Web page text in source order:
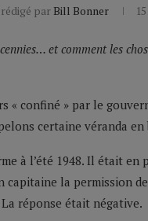
rédigé par Bill Bonner
et comment les
« confiné » par le
certaine véranda
à l’été 1948. Il était en
capitaine la permission
réponse était négative.